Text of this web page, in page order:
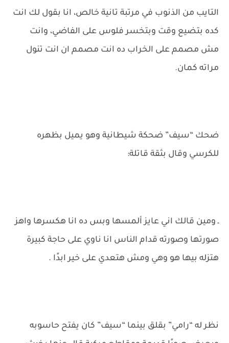
التايب من الذنوب في مرتبة تانية خالص، انا بقول لك انت
كده بتضيع وقت وبتخسر فلوس على الفاضي، وانت
مش مصمم على الخراب ده انت مصمم ان انت تنول
مراته كمان.
ضحك “سيف” ضحكة شيطانية وهو يميل بظهره
للكرسي وقال بثقة قاتلة:
ـ ومين قالك اني عايز ألمسها وبس ده انا هكسرها واهز
صورتها وصورته قدام الناس انا ناوي على حاجة كبيرة
هتزله بيها هو وهي ومش هتعدي على خير ابدًا .
نظر له “رامي” بقلق بينما “سيف” كان يفتح حاسوبه